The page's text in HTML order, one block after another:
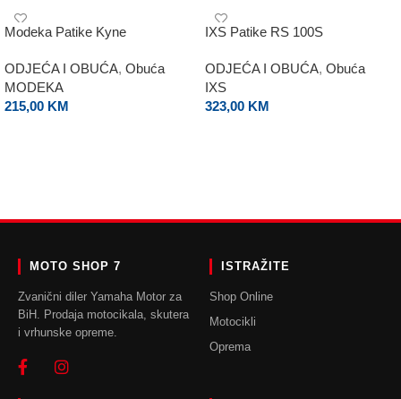
Modeka Patike Kyne
ODJEĆA I OBUĆA, Obuća
MODEKA
215,00 KM
IXS Patike RS 100S
ODJEĆA I OBUĆA, Obuća
IXS
323,00 KM
MOTO SHOP 7
Zvanični diler Yamaha Motor za
BiH. Prodaja motocikala, skutera
i vrhunske opreme.
ISTRAŽITE
Shop Online
Motocikli
Oprema